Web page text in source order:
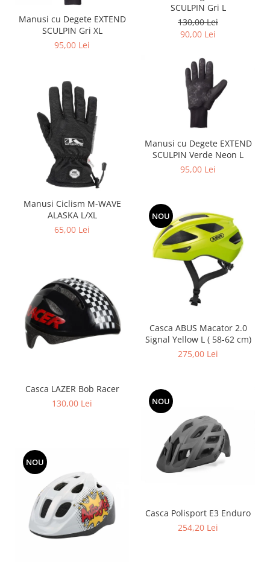
SCULPIN Gri L
130,00 Lei
90,00 Lei
Manusi cu Degete EXTEND
SCULPIN Gri XL
95,00 Lei
Manusi cu Degete EXTEND
SCULPIN Verde Neon L
95,00 Lei
Manusi Ciclism M-WAVE
ALASKA L/XL
65,00 Lei
NOU
Casca ABUS Macator 2.0
Signal Yellow L ( 58-62 cm)
275,00 Lei
Casca LAZER Bob Racer
130,00 Lei
NOU
Casca Polisport E3 Enduro
254,20 Lei
NOU